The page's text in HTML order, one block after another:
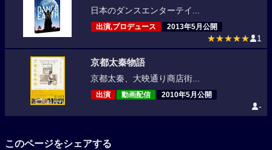
日本のダンスエンターテイ...
出演,プロデュース 2013年5月公開
★★★★★ 1
京都太秦物語
京都太秦、大映通り商店街...
出演 動画配信 2010年5月公開
-
このページをシェアする